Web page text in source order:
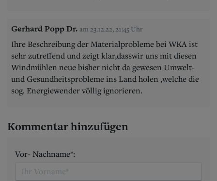
Gerhard Popp Dr. am 23.12.22, 21:45 Uhr
Ihre Beschreibung der Materialprobleme bei WKA ist
sehr zutreffend und zeigt klar,dasswir uns mit diesen
Windmühlen neue bisher nicht da gewesen Umwelt-
und Gesundheitsprobleme ins Land holen ,welche die
sog. Energiewender völlig ignorieren.
Kommentar hinzufügen
Vor- Nachname*: